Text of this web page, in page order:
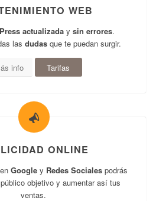
WEB
actualizada ysin errores.
las dudasque te puedan surgir.
info Tarifas
ONLINE
enGoogle y Redes Sociales podrás
objetivo y aumentar así tus
ventas.